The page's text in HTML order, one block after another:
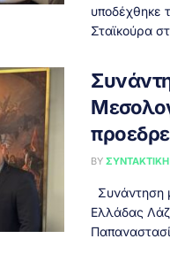
υποδέχθηκε
Σταϊκούρα
BY
Συνάντηση
Ελλάδας